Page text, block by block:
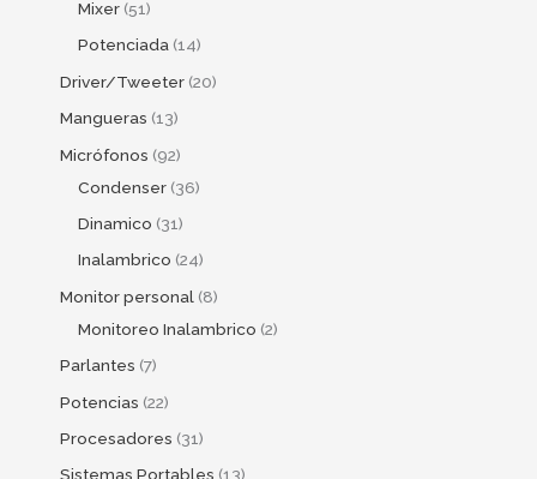
Mixer 51
Potenciada 14
Driver/Tweeter 20
Mangueras 13
Micrófonos 92
Condenser 36
Dinamico 31
Inalambrico 24
Monitor personal 8
Monitoreo Inalambrico 2
Parlantes 7
Potencias 22
Procesadores 31
Sistemas Portables 13